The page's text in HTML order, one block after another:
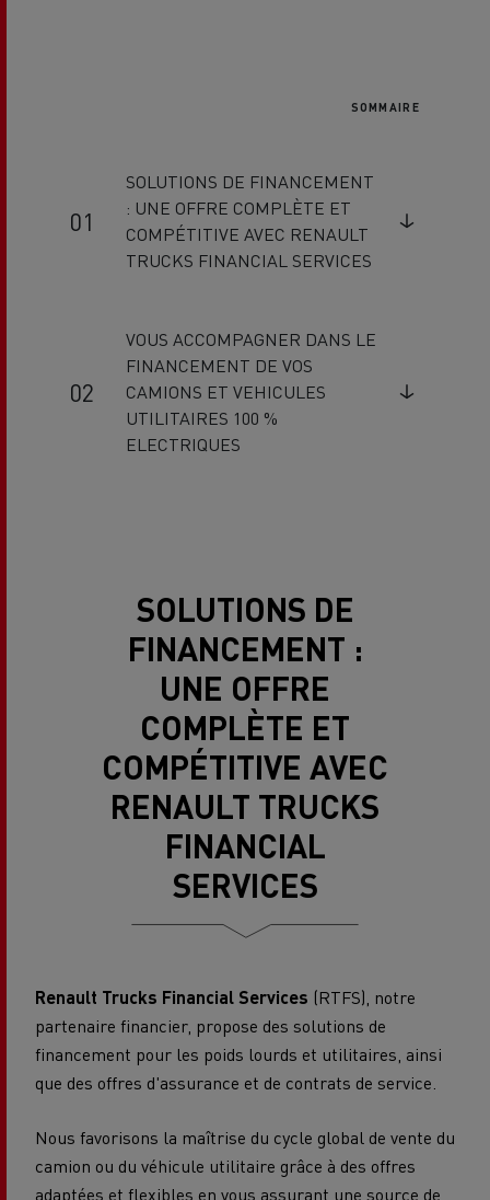
SOMMAIRE
SOLUTIONS DE FINANCEMENT
: UNE OFFRE COMPLÈTE ET
COMPÉTITIVE AVEC RENAULT
TRUCKS FINANCIAL SERVICES
VOUS ACCOMPAGNER DANS LE
FINANCEMENT DE VOS
CAMIONS ET VEHICULES
UTILITAIRES 100 %
ELECTRIQUES
SOLUTIONS DE
FINANCEMENT :
UNE OFFRE
COMPLÈTE ET
COMPÉTITIVE AVEC
RENAULT TRUCKS
FINANCIAL
SERVICES
Renault Trucks Financial Services (RTFS), notre
partenaire financier, propose des solutions de
financement pour les poids lourds et utilitaires, ainsi
que des offres d'assurance et de contrats de service.
Nous favorisons la maîtrise du cycle global de vente du
camion ou du véhicule utilitaire grâce à des offres
adaptées et flexibles en vous assurant une source de